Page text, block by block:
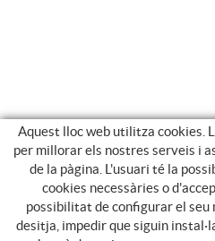
Aquest lloc web utilitza cookies.
per millorar els nostres serveis i
de la pàgina. L'usuari té la
cookies necessàries o
possibilitat de configurar el seu
desitja, impedir que siguin